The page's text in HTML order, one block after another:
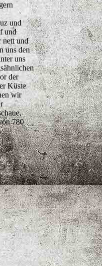
und
und
nett und
uns den
uns
der
Küste
wir
780